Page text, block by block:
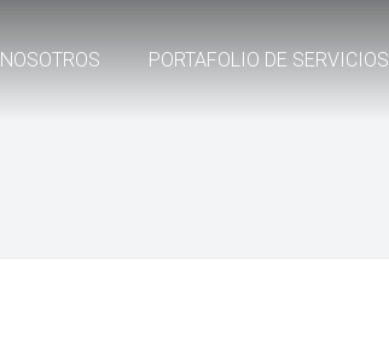
NOSOTROS PORTAFOLIO DE SERVICIOS